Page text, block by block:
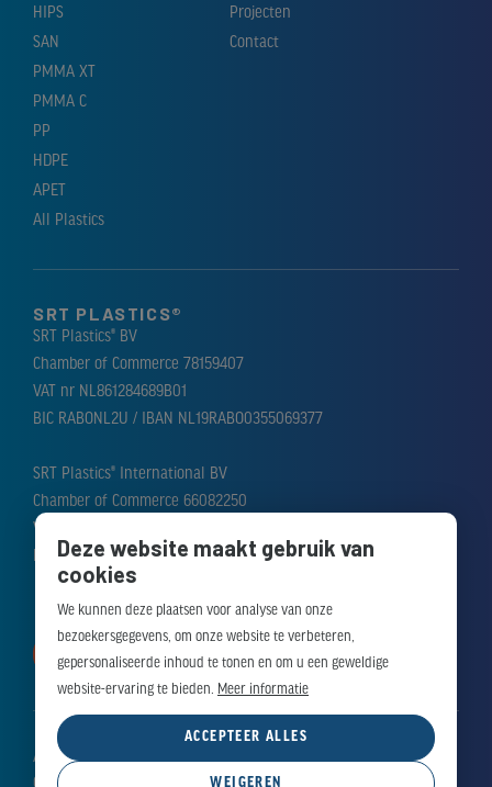
Deze website maakt gebruik van
cookies
We kunnen deze plaatsen voor analyse van onze
bezoekersgegevens, om onze website te verbeteren,
gepersonaliseerde inhoud te tonen en om u een geweldige
website-ervaring te bieden. Meer informatie
WEIGEREN
ACCEPTEER ALLES
HIPS
SAN
PMMA XT
PMMA C
PP
HDPE
APET
All Plastics
Projecten
Contact
SRT PLASTICS®
SRT Plastics® BV
Chamber of Commerce 78159407
VAT nr NL861284689B01
BIC RABONL2U / IBAN NL19RABO0355069377
SRT Plastics® International BV
Chamber of Commerce 66082250
VAT nr NL856388476B01
BIC RABONL2U / IBAN NL51RABO0310184282
MAAK AFSPRAAK
Algemene voorwaarden